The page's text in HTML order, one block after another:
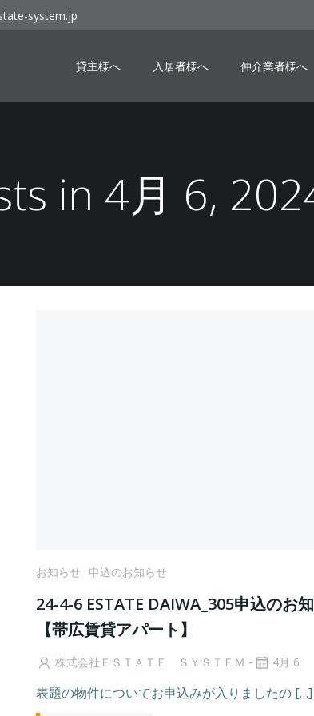
system.jp
貸主様へ 入居者様へ 仲介業者様へ
in 4月 6,
お知らせ 申込のお知らせ
24-4-6 ESTATE DAIWA_305申込のお
【帯広賃貸アパート】
株式会社ＥＳＴＡＴＥ ＳＹＳＴＥＭ - 4月 6
表題の物件についてお申込みが入りましたの […]